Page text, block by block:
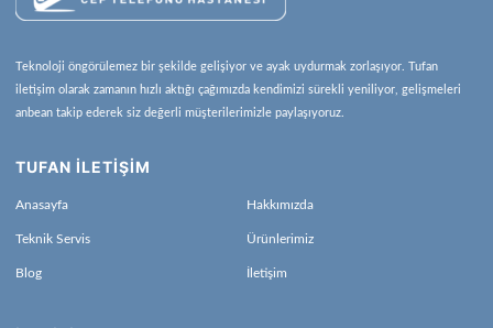
Teknoloji öngörülemez bir şekilde gelişiyor ve ayak uydurmak zorlaşıyor. Tufan
iletişim olarak zamanın hızlı aktığı çağımızda kendimizi sürekli yeniliyor, gelişmeleri
anbean takip ederek siz değerli müşterilerimizle paylaşıyoruz.
TUFAN İLETİŞİM
Anasayfa Hakkımızda
Teknik Servis Ürünlerimiz
Blog İletişim